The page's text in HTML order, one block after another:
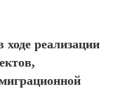
реализации